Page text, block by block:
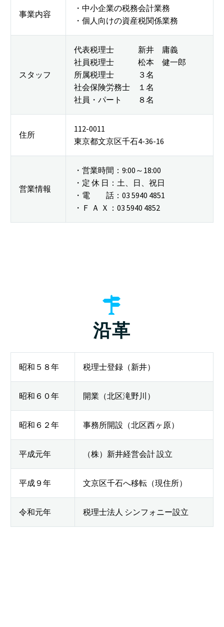
事業内容
・中小企業の税務会計業務
・個人向けの資産税関係業務
スタッフ
代表税理士 新井 庸義
社員税理士 松本 健一郎
所属税理士 ３名
社会保険労務士 １名
社員・パート ８名
住所
112-0011
東京都文京区千石4-36-16
営業情報
・営業時間：9:00～18:00
・定 休 日：土、日、祝日
・電 話：03 5940 4851
・Ｆ Ａ Ｘ：03 5940 4852


沿革
昭和５８年 税理士登録（新井）
昭和６０年 開業（北区滝野川）
昭和６２年 事務所開設（北区西ヶ原）
平成元年 （株）新井経営会計 設立
平成９年 文京区千石へ移転（現住所）
令和元年 税理士法人 シンフォニー設立